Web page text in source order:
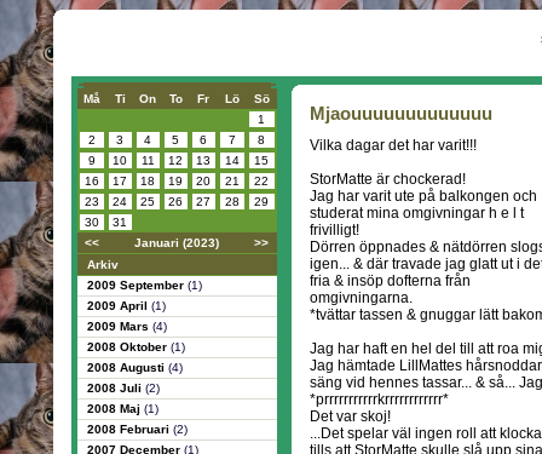
Må Ti On To Fr Lö
Sö
1
2
3 4 5 6 7
8
9
10 11 12 13 14
15
16
17 18 19 20 21
22
23
24 25 26 27 28
29
30
31
<<
Januari (2023)
>>
Arkiv
2009 September (1)
2009 April (1)
2009 Mars (4)
2008 Oktober (1)
2008 Augusti (4)
2008 Juli (2)
2008 Maj (1)
2008 Februari (2)
2007 December (1)
Mjaouuuuuuuuuuuuu
Vilka dagar det har varit!!!
StorMatte är chockerad!
Jag har varit ute på balkongen och
studerat mina omgivningar h e l t
frivilligt!
Dörren öppnades & nätdörren
igen... & där travade jag glatt ut i
fria & insöp dofterna från
omgivningarna.
*tvättar tassen & gnuggar lätt
Jag har haft en hel del till att roa
Jag hämtade LillMattes
säng vid hennes tassar... & så...
*prrrrrrrrrrrkrrrrrrrrrrrr*
Det var skoj!
...Det spelar väl ingen roll att
tills att StorMatte skulle slå upp